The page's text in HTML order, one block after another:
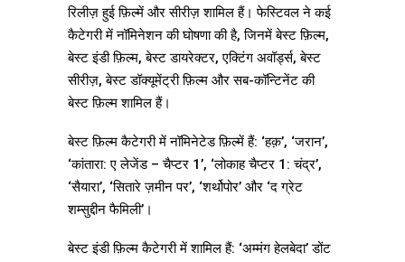
रिलीज़ हुई फ़िल्में और सीरीज़ शामिल हैं। फेस्टिवल ने कई
कैटेगरी में नॉमिनेशन की घोषणा की है, जिनमें बेस्ट फ़िल्म,
बेस्ट इंडी फ़िल्म, बेस्ट डायरेक्टर, एक्टिंग अवॉर्ड्स, बेस्ट
सीरीज़, बेस्ट डॉक्यूमेंट्री फ़िल्म और सब-कॉन्टिनेंट की
बेस्ट फ़िल्म शामिल हैं।
बेस्ट फ़िल्म कैटेगरी में नॉमिनेटेड फ़िल्में हैं: ‘हक़’, ‘जरान’,
‘कांतारा: ए लेजेंड – चैप्टर 1’, ‘लोकाह चैप्टर 1: चंद्र’,
‘सैयारा’, ‘सितारे ज़मीन पर’, ‘शर्थोपोर’ और ‘द ग्रेट
शम्सुद्दीन फैमिली’।
बेस्ट इंडी फ़िल्म कैटेगरी में शामिल हैं: ‘अम्मंग हेलबेदा’ डोंट